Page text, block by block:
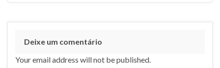
Deixe um comentário
Your email address will not be published.